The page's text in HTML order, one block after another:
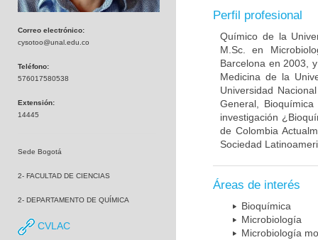
Correo electrónico:
cysotoo@unal.edu.co
Teléfono:
576017580538
Extensión:
14445
Sede Bogotá
2- FACULTAD DE CIENCIAS
2- DEPARTAMENTO DE QUÍMICA
CVLAC
Perfil profesional
Químico de la
M.Sc. en
Barcelona en 2003,
Medicina de la
Universidad
General,
investigación
de Colombia
Sociedad
Áreas de interés
Bioquímica
Microbiología
Microbiología